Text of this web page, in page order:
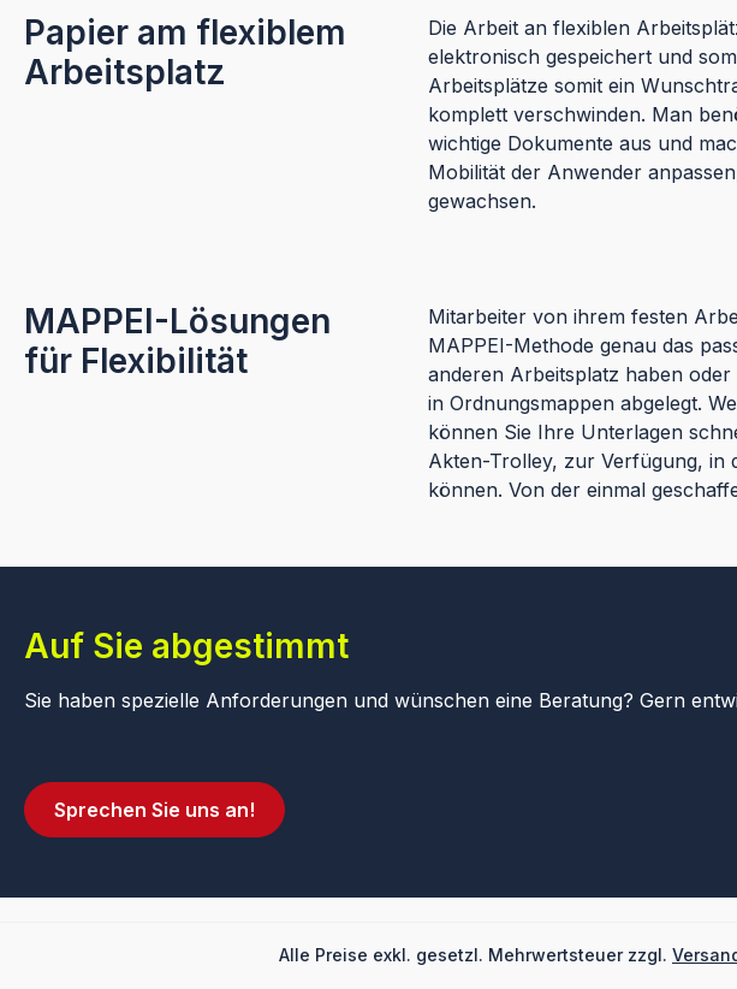
Papier am flexiblem
Arbeitsplatz
Die Arbeit an flexiblen
elektronisch gespeichert und
Arbeitsplätze somit ein
komplett verschwinden. Man
wichtige Dokumente aus und
Mobilität der Anwender
gewachsen.
MAPPEI-Lösungen
für Flexibilität
Mitarbeiter von ihrem festen
MAPPEI-Methode genau das
anderen Arbeitsplatz haben
in Ordnungsmappen abgelegt.
können Sie Ihre Unterlagen
Akten-Trolley, zur Verfügung, in
können. Von der einmal
Auf Sie abgestimmt
Sie haben spezielle Anforderungen und wünschen eine Beratung? Gern
Sprechen Sie uns an!
Alle Preise exkl. gesetzl. Mehrwertsteuer zzgl.